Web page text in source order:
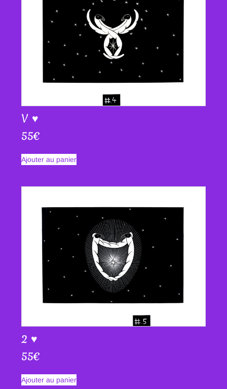
V ♥
55€
Ajouter au panier
2 ♥
55€
Ajouter au panier